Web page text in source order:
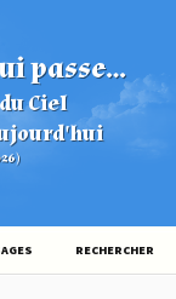
passe...
Ciel
RECHERCHER